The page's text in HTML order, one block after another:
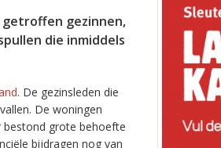
getroffen gezinnen,
die inmiddels
. De gezinsleden die
De woningen
bestond grote behoefte
bijdragen nog van